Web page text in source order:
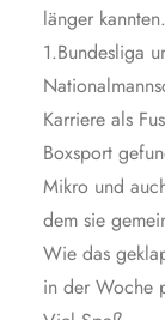
länger
1.Bundesliga
Karriere als
Boxsport
Mikro und
dem sie
Wie das
in der Woche